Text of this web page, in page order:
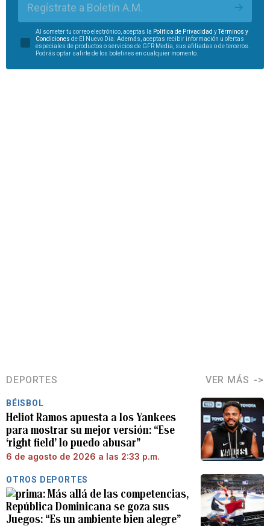
Regístrate a Boletín A.M.
Al someter tu correo electrónico, aceptas la Política de Privacidad yTérminos y
Condiciones de El Nuevo Día. Además, aceptas recibir información u ofertas
especiales de productos o servicios de GFR Media, sus afiliadas o de terceros.
Podrás optar salirte de los boletines en cualquier momento.
DEPORTES VER MÁS
BÉISBOL
Heliot Ramos apuesta a los Yankees
para mostrar su mejor versión: “Ese
‘right field’ lo puedo abusar”
6 de agosto de 2026 a las 2:33 p.m.
OTROS DEPORTES
Más allá de las competencias,
República Dominicana se goza sus
Juegos: “Es un ambiente bien alegre”